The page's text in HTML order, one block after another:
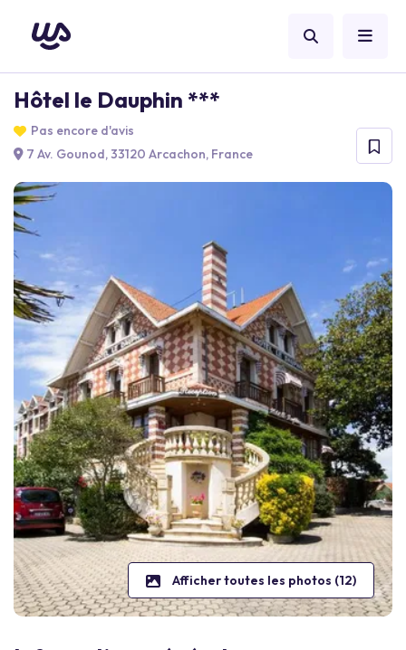
Hôtel le Dauphin ***
Pas encore d'avis
7 Av. Gounod, 33120 Arcachon, France
Afficher toutes les photos (12)